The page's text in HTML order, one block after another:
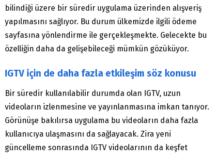
bilindiği üzere bir süredir uygulama üzerinden alışveriş
yapılmasını sağlıyor. Bu durum ülkemizde ilgili ödeme
sayfasına yönlendirme ile gerçekleşmekte. Gelecekte bu
özelliğin daha da gelişebileceği mümkün gözüküyor.
IGTV için de daha fazla etkileşim söz konusu
Bir süredir kullanılabilir durumda olan IGTV, uzun
videoların izlenmesine ve yayınlanmasına imkan tanıyor.
Görünüşe bakılırsa uygulama bu videoların daha fazla
kullanıcıya ulaşmasını da sağlayacak. Zira yeni
güncelleme sonrasında IGTV videolarının da keşfet